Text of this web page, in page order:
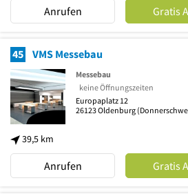
Anrufen Gratis
45 VMS Messebau
39,5 km
Messebau
keine Öffnungszeiten
Europaplatz 12
26123Oldenburg
Anrufen Gratis